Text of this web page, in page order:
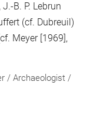
B. P. Lebrun
(cf. Dubreuil)
Meyer [1969],
/ Archaeologist /